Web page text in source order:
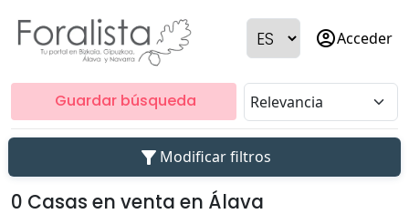
account_circleAcceder
Guardar búsqueda
filter_alt Modificar filtros
0 Casas en venta en Álava